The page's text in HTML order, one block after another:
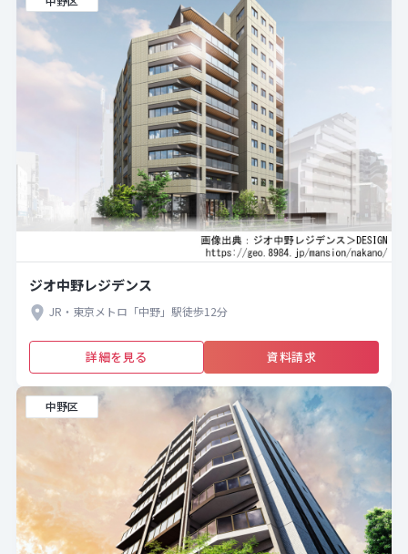
ジオ中野レジデンス
JR・東京メトロ「中野」駅徒歩12分
詳細を見る 資料請求
中野区